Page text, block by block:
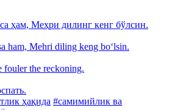
ҳам, Меҳри дилинг кенг бўлсин.
ham, Mehri diling keng bo‘lsin.
fouler the reckoning.
ҳақида #самимийлик ва